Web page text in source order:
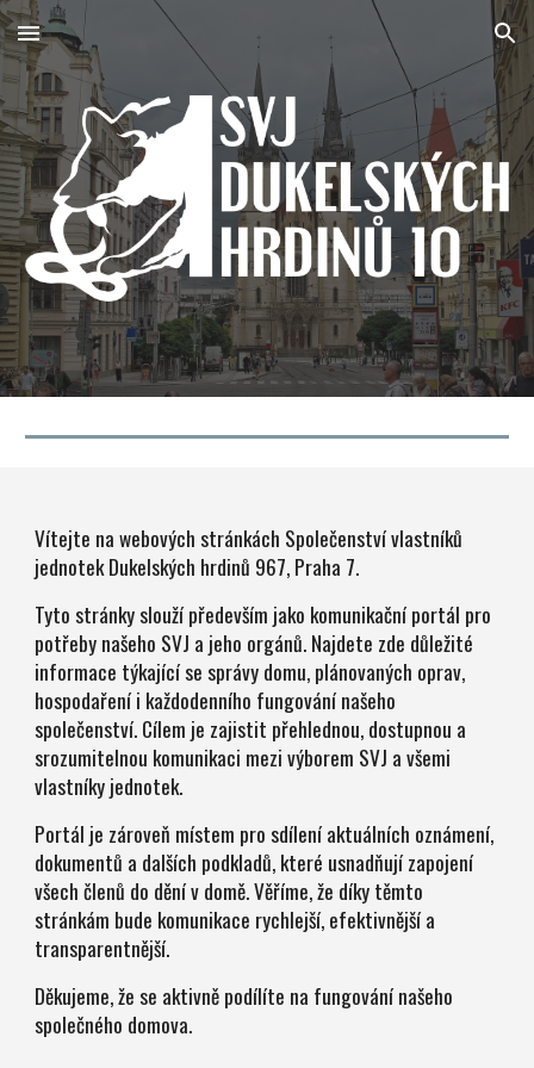
Skip to main content Skip to navigation
Vítejte na webových stránkách Společenství vlastníků
jednotek Dukelských hrdinů 967, Praha 7.
Tyto stránky slouží především jako komunikační portál pro
potřeby našeho SVJ a jeho orgánů. Najdete zde důležité
informace týkající se správy domu, plánovaných oprav,
hospodaření i každodenního fungování našeho
společenství. Cílem je zajistit přehlednou, dostupnou a
srozumitelnou komunikaci mezi výborem SVJ a všemi
vlastníky jednotek.
Portál je zároveň místem pro sdílení aktuálních oznámení,
dokumentů a dalších podkladů, které usnadňují zapojení
všech členů do dění v domě. Věříme, že díky těmto
stránkám bude komunikace rychlejší, efektivnější a
transparentnější.
Děkujeme, že se aktivně podílíte na fungování našeho
společného domova.